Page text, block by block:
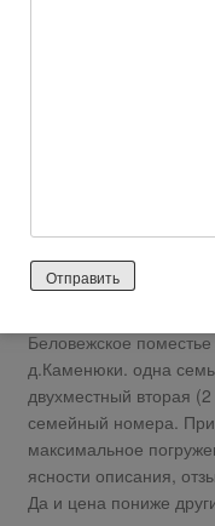
одна ночевка Минск
Беловежское
д.Каменюки. одна
двухместный вторая
семейный номера.
максимальное
ясности описания,
Да и цена пониже